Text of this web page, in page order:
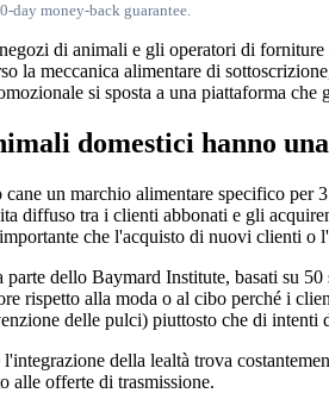
day money-back guarantee.
di animali e gli operatori di
la meccanica alimentare di
si sposta a una piattaforma
domestici hanno
un marchio alimentare specifico per
diffuso tra i clienti abbonati e gli
che l'acquisto di nuovi clienti o
dello Baymard Institute, basati su
rispetto alla moda o al cibo perché i
delle pulci) piuttosto che di intenti
della lealtà trova
alle offerte di trasmissione.